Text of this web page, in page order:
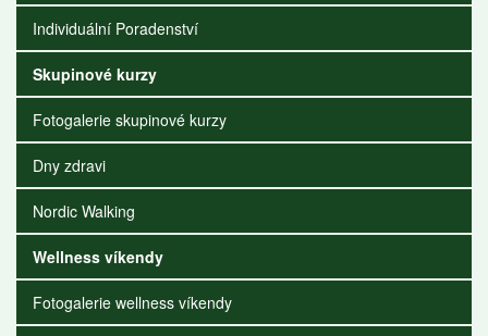
Individuální Poradenství
Skupinové kurzy
Fotogalerie skupinové kurzy
Dny zdravi
Nordic Walking
Wellness víkendy
Fotogalerie wellness víkendy